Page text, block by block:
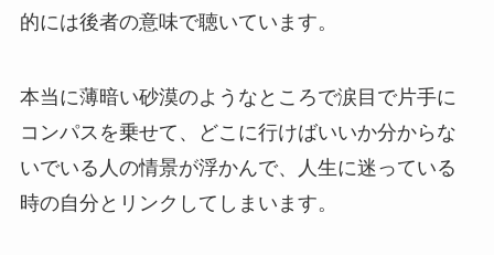
的には後者の意味で聴いています。
本当に薄暗い砂漠のようなところで涙目で片手に
コンパスを乗せて、どこに行けばいいか分からな
いでいる人の情景が浮かんで、人生に迷っている
時の自分とリンクしてしまいます。